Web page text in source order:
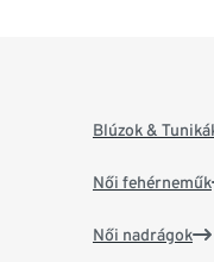
Blúzok &
Női fehérneműk
Női nadrágok